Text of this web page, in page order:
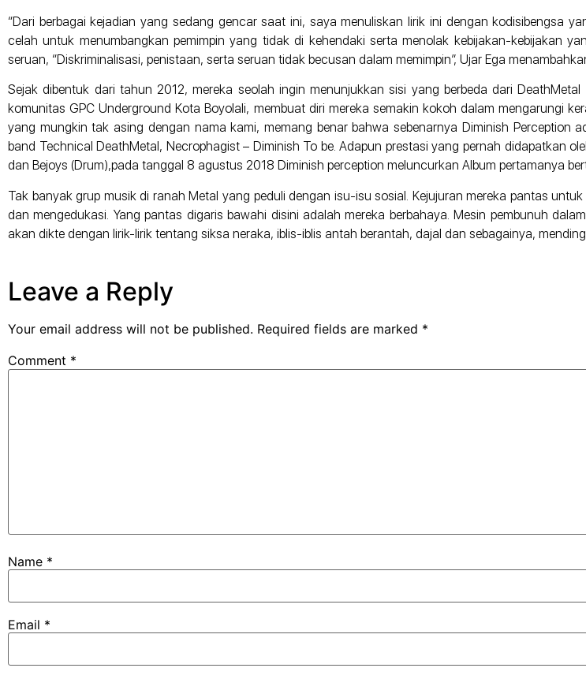
“Dari berbagai kejadian yang sedang gencar saat ini, saya menuliskan lirik ini dengan kodisibengsa
celah untuk menumbangkan pemimpin yang tidak di kehendaki serta menolak kebijakan-kebijakan
seruan, “Diskriminalisasi, penistaan, serta seruan tidak becusan dalam memimpin”, Ujar Ega
Sejak dibentuk dari tahun 2012, mereka seolah ingin menunjukkan sisi yang berbeda dari
komunitas GPC Underground Kota Boyolali, membuat diri mereka semakin kokoh dalam mengarungi
yang mungkin tak asing dengan nama kami, memang benar bahwa sebenarnya Diminish Perception
band Technical DeathMetal, Necrophagist – Diminish To be. Adapun prestasi yang pernah didapatkan
dan Bejoys (Drum),pada tanggal 8 agustus 2018 Diminish perception meluncurkan Album pertamanya
Tak banyak grup musik di ranah Metal yang peduli dengan isu-isu sosial. Kejujuran mereka pantas
dan mengedukasi. Yang pantas digaris bawahi disini adalah mereka berbahaya. Mesin pembunuh
akan dikte dengan lirik-lirik tentang siksa neraka, iblis-iblis antah berantah, dajal dan sebagainya,
Leave a Reply
Your email address will not be published. Required fields are marked *
Comment *
Name *
Email *